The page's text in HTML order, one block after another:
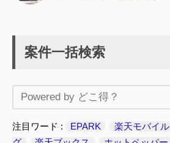
案件一括検索
注目ワード EPARK 楽天モバイル